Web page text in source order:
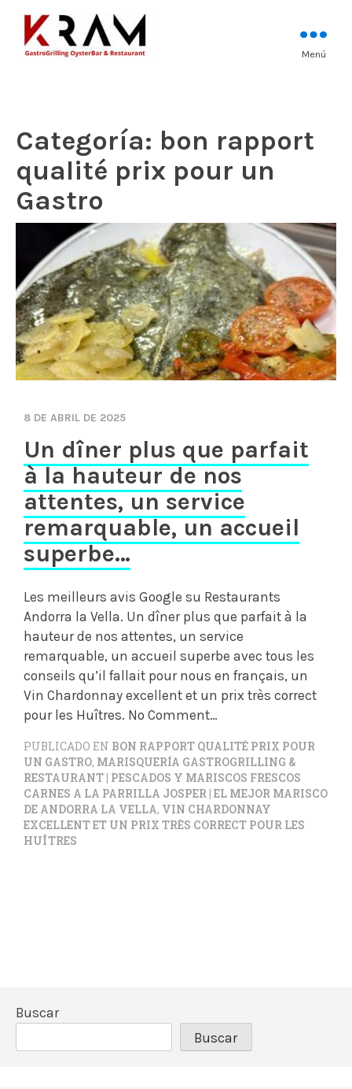
Los mejores pescados, mariscos y
Menú
Categoría: bon rapport
qualité prix pour un
Gastro
8 DE ABRIL DE 2025
Un dîner plus que parfait
à la hauteur de nos
attentes, un service
remarquable, un accueil
superbe…
Les meilleurs avis Google su Restaurants
Andorra la Vella. Un dîner plus que parfait à la
hauteur de nos attentes, un service
remarquable, un accueil superbe avec tous les
conseils qu’il fallait pour nous en français, un
Vin Chardonnay excellent et un prix très correct
pour les Huîtres. No Comment…
PUBLICADO EN BON RAPPORT QUALITÉ PRIX POUR
UN GASTRO, MARISQUERÍA GASTROGRILLING &
RESTAURANT | PESCADOS Y MARISCOS FRESCOS
CARNES A LA PARRILLA JOSPER | EL MEJOR MARISCO
DE ANDORRA LA VELLA, VIN CHARDONNAY
EXCELLENT ET UN PRIX TRÈS CORRECT POUR LES
HUÎTRES
Buscar
Buscar